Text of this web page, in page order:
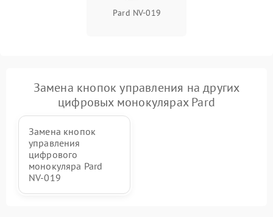
Pard NV-019
Замена кнопок управления на других
цифровых монокулярах Pard
Замена кнопок
управления
цифрового
монокуляра Pard
NV-019